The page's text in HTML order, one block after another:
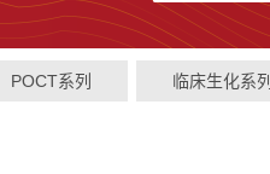
POCT系列 临床生化系列